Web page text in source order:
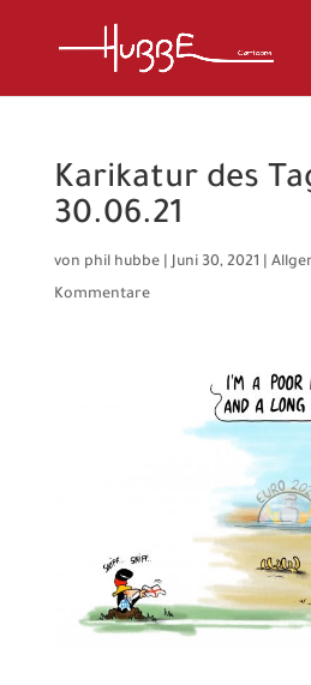
Karikatur des
30.06.21
von phil hubbe|Juni 30, 2021
Kommentare